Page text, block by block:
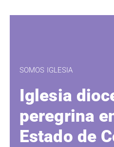
SOMOS IGLESIA
Iglesia
peregrina
Estado de